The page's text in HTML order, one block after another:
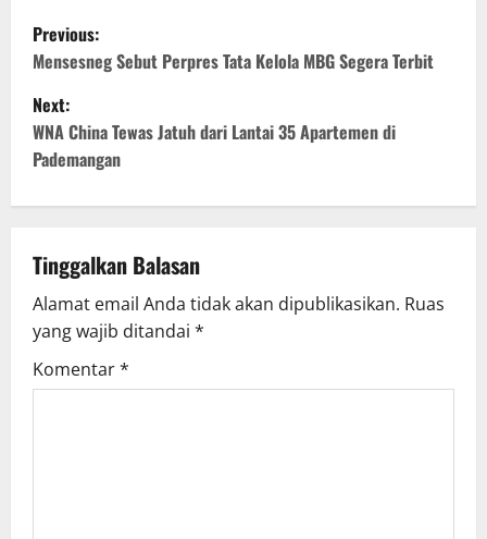
P
o
s
t
n
a
v
i
g
Previous:
Mensesneg Sebut Perpres Tata Kelola MBG Segera Terbit
Next:
WNA China Tewas Jatuh dari Lantai 35 Apartemen di
Pademangan
Tinggalkan Balasan
Alamat email Anda tidak akan dipublikasikan. Ruas
yang wajib ditandai *
Komentar*